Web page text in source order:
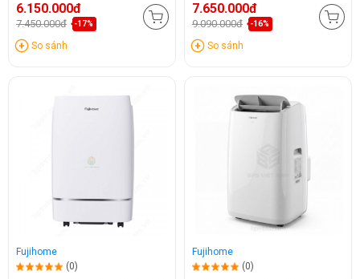
6.150.000đ
7.450.000đ -17%
So sánh
7.650.000đ
9.090.000đ -16%
So sánh
Fujihome
(0)
Fujihome
(0)